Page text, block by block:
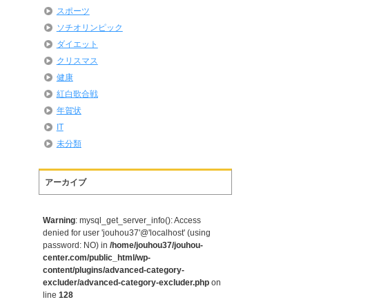
スポーツ
ソチオリンピック
ダイエット
クリスマス
健康
紅白歌合戦
年賀状
IT
未分類
アーカイブ
Warning: mysql_get_server_info(): Access
denied for user 'jouhou37'@'localhost' (using
password: NO) in /home/jouhou37/jouhou-
center.com/public_html/wp-
content/plugins/advanced-category-
excluder/advanced-category-excluder.phpon
line 128